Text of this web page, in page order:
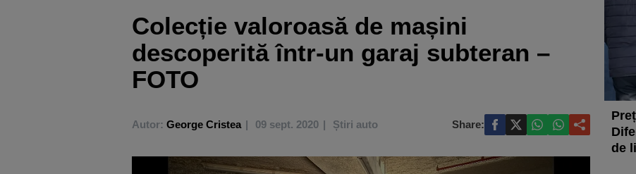
Colecție valoroasă de mașini
descoperită într-un garaj subteran –
FOTO
Autor: George Cristea 09 sept. 2020 Știri auto Share:
de